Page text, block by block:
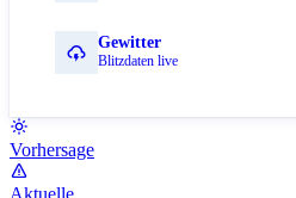
Gewitter
Blitzdaten live
Vorhersage
Aktuelle